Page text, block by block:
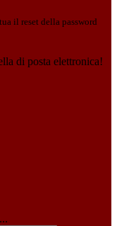
il reset della password
di posta elettronica!